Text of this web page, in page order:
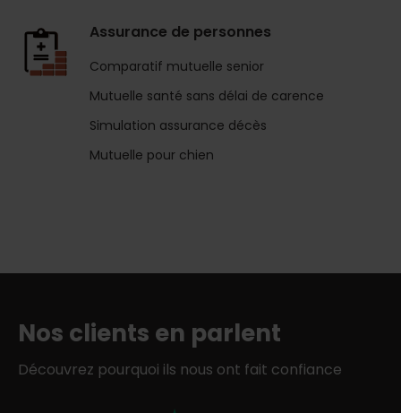
Assurance de personnes
Comparatif mutuelle senior
Mutuelle santé sans délai de carence
Simulation assurance décès
Mutuelle pour chien
Nos clients en parlent
Découvrez pourquoi ils nous ont fait confiance